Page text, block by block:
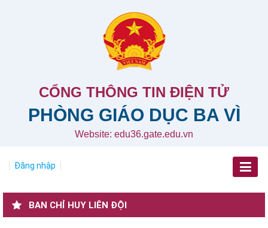
CỔNG THÔNG TIN ĐIỆN TỬ
PHÒNG GIÁO DỤC BA VÌ
Website: edu36.gate.edu.vn
Đăng nhập
BAN CHỈ HUY LIÊN ĐỘI